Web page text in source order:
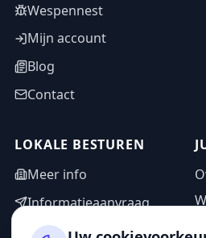
Wespennest
Mijn account
Blog
Contact
LOKALE BESTUREN
Meer info
Informatieaanvraag
Adminzone